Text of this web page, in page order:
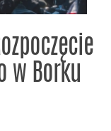
w Borku